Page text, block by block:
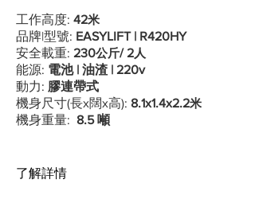
工作高度: 42米
品牌|型號: EASYLIFT | R420HY
安全載重: 230公斤/ 2人
能源: 電池 | 油渣 | 220v
動力: 膠連帶式
機身尺寸(長x闊x高): 8.1x1.4x2.2米
機身重量: 8.5 噸
了解詳情